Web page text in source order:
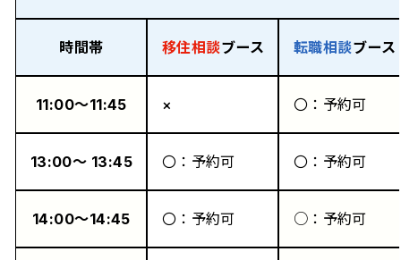
時間帯 移住相談ブース 転職相談ブース
11:00～11:45 × 〇：予約可
13:00～ 13:45 〇：予約可 〇：予約可
14:00～14:45 〇：予約可 ○：予約可